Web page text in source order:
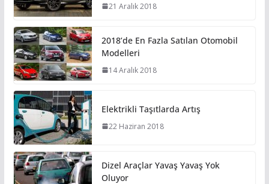
21 Aralık 2018
2018’de En Fazla Satılan Otomobil
Modelleri
14 Aralık 2018
Elektrikli Taşıtlarda Artış
22 Haziran 2018
Dizel Araçlar Yavaş Yavaş Yok
Oluyor